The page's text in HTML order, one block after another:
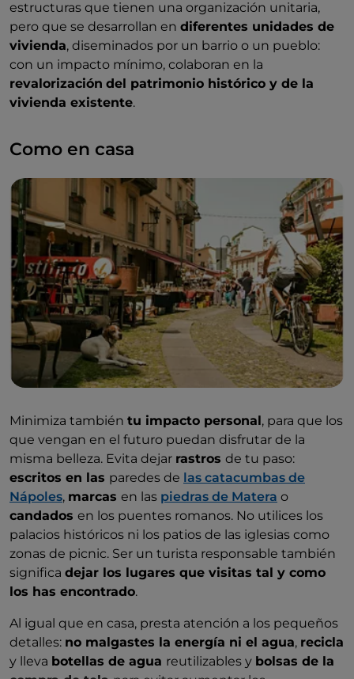
estructuras que tienen una organización unitaria,
pero que se desarrollan en diferentes unidades de
vivienda, diseminados por un barrio o un pueblo:
con un impacto mínimo, colaboran en la
revalorización del patrimonio histórico y de la
vivienda existente.
Como en casa
Minimiza también tu impacto personal , para que los
que vengan en el futuro puedan disfrutar de la
misma belleza. Evita dejar rastros de tu paso:
escritos en las paredes de las catacumbas de
Nápoles, marcas en las piedras de Matera o
candados en los puentes romanos. No utilices los
palacios históricos ni los patios de las iglesias como
zonas de picnic. Ser un turista responsable también
significa dejar los lugares que visitas tal y como
los has encontrado.
Al igual que en casa, presta atención a los pequeños
detalles: no malgastes la energía ni el agua, recicla
y lleva botellas de agua reutilizables y bolsas de la